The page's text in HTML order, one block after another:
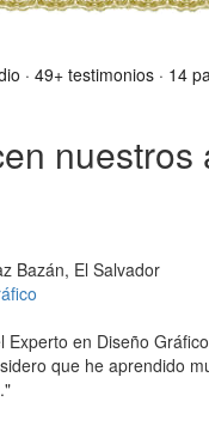
· 49+ testimonios · 14
nuestros
Bazán, El Salvador
Experto en Diseño
que he aprendido